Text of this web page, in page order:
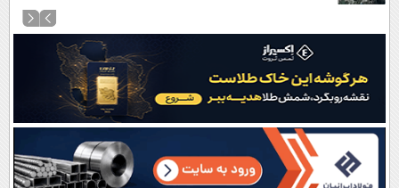
کردن
آرشیو
نظرسنجی
آب و هوا
اوقات شرعی
سواد زندگی